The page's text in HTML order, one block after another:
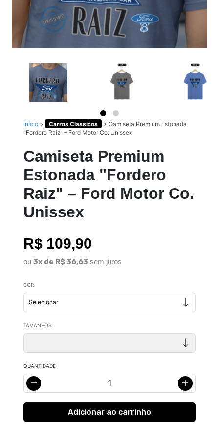
Início > Carros Classicos > Camiseta Premium Estonada
"Fordero Raiz" – Ford Motor Co. Unissex
Camiseta Premium
Estonada "Fordero
Raiz" – Ford Motor Co.
Unissex
R$ 109,90
ou 3x de R$ 36,63 sem juros
COR
TAMANHOS
QUANTIDADE